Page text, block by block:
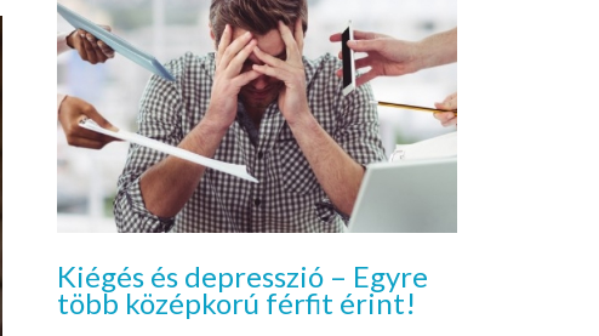
Kiégés és depresszió – Egyre
több középkorú férfit érint!